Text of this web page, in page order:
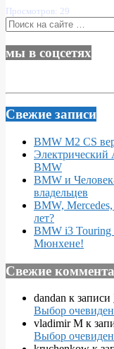
Просмотров: 29
Поиск
мы в соцсетях
Свежие записи
BMW M2 CS
BMW
BMW и
владельцев
BMW,
лет?
BMW i3 Touring
Мюнхене!
Свежие
dandan к записи
Выбор
vladimir M к
Выбор